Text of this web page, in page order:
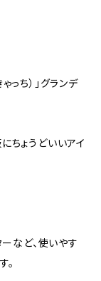
っち）」グランデ
ちょうどいいアイ
など、使いやす
。